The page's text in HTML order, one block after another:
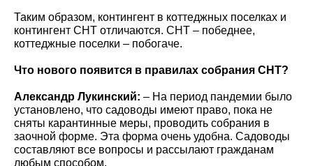
Таким образом, контингент в коттеджных поселках и
контингент СНТ отличаются. СНТ – победнее,
коттеджные поселки – побогаче.
Что нового появится в правилах собрания СНТ?
Александр Лукинский: – На период пандемии было
установлено, что садоводы имеют право, пока не
сняты карантинные меры, проводить собрания в
заочной форме. Эта форма очень удобна. Садоводы
составляют все вопросы и рассылают гражданам
любым способом.